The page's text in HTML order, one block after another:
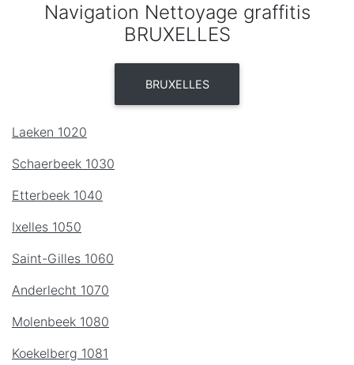
Navigation Nettoyage graffitis
BRUXELLES
BRUXELLES
Laeken 1020
Schaerbeek 1030
Etterbeek 1040
Ixelles 1050
Saint-Gilles 1060
Anderlecht 1070
Molenbeek 1080
Koekelberg 1081